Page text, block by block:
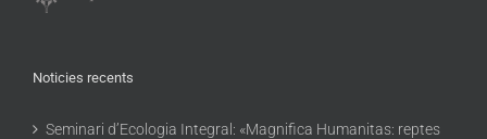
Noticies recents
Seminari d’Ecologia Integral: «Magnifica Humanitas: reptes